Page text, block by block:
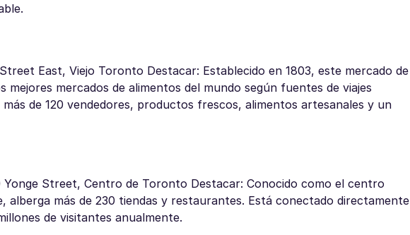
East, Viejo Toronto Destacar: Establecido en 1803, este mercado de
mercados de alimentos del mundo según fuentes de viajes
de 120 vendedores, productos frescos, alimentos artesanales y un
Street, Centro de Toronto Destacar: Conocido como el centro
alberga más de 230 tiendas y restaurantes. Está conectado directamente
de visitantes anualmente.